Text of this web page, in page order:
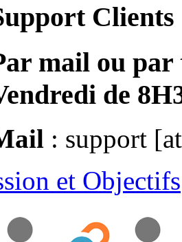
Clients
mail ou par
de
: support
et Objectifs